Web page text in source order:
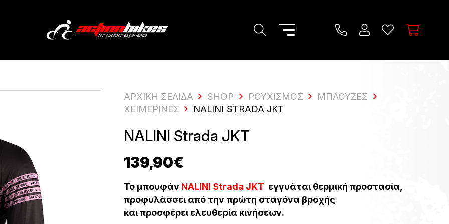
ΑΡΧΙΚΗ ΣΕΛΙΔΑ SHOP ΡΟΥΧΙΣΜΌΣ
ΜΠΛΟΥΖΕΣ
ΧΕΙΜΕΡΙΝΈΣ
NALINI STRADA JKT
NALINI Strada JKT
139,90€
Το μπουφάν NALINI Strada JKT εγγυάται θερμική προστασία,
προφυλάσσει από την πρώτη σταγόνα βροχής
και προσφέρει ελευθερία κινήσεων.